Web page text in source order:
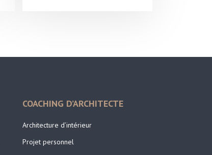
COACHING D’ARCHITECTE
Architecture d’intérieur
Projet personnel